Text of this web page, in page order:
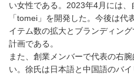
い女性である。2023年4月には
「tomei」を開発した。今後は
イテム数の拡大とブランディン
計画である。
また、創業メンバーで代表の右
い。徐氏は日本語と中国語のバ